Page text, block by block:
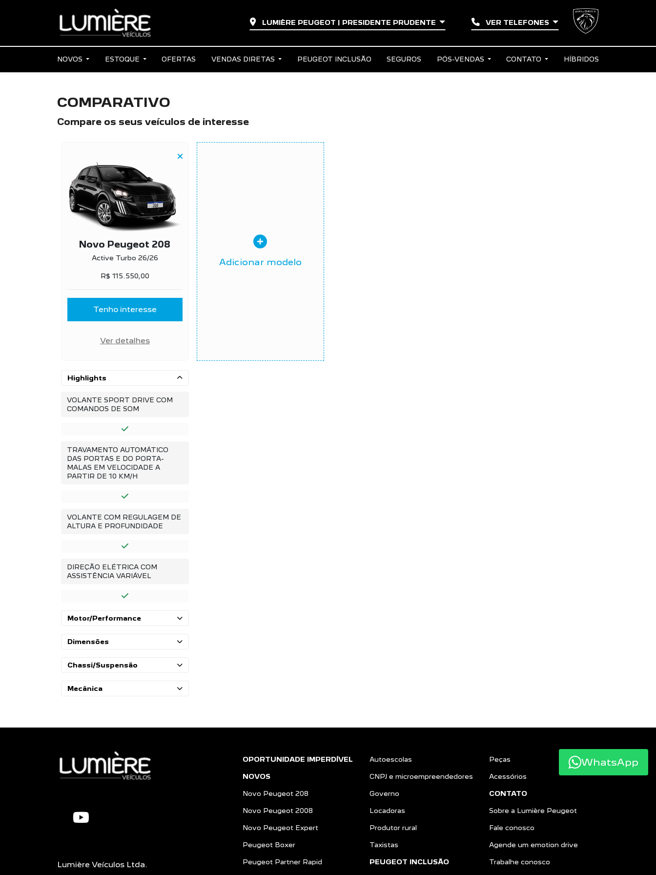
LUMIÈRE PEUGEOT | PRESIDENTE PRUDENTE VER TELEFONES
NOVOS ESTOQUE OFERTAS VENDAS DIRETAS PEUGEOT INCLUSÃO SEGUROS PÓS-VENDAS CONTATO HÍBRIDOS
COMPARATIVO
Compare os seus veículos de interesse
Novo Peugeot 208
Active Turbo 26/26
R$ 115.550,00
Tenho interesse
Ver detalhes
Adicionar modelo
Highlights
VOLANTE SPORT DRIVE COM
COMANDOS DE SOM
TRAVAMENTO AUTOMÁTICO
DAS PORTAS E DO PORTA-
MALAS EM VELOCIDADE A
PARTIR DE 10 KM/H
VOLANTE COM REGULAGEM DE
ALTURA E PROFUNDIDADE
DIREÇÃO ELÉTRICA COM
ASSISTÊNCIA VARIÁVEL
Motor/Performance
Dimensões
Chassi/Suspensão
Mecânica
Lumière Veículos Ltda.
OPORTUNIDADE IMPERDÍVEL
NOVOS
Novo Peugeot 208
Novo Peugeot 2008
Novo Peugeot Expert
Peugeot Boxer
Peugeot Partner Rapid
Autoescolas
CNPJ e microempreendedores
Governo
Locadoras
Produtor rural
Taxistas
PEUGEOT INCLUSÃO
Peças
Acessórios
CONTATO
Sobre a Lumière Peugeot
Fale conosco
Agende um emotion drive
Trabalhe conosco
WhatsApp